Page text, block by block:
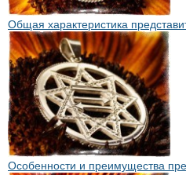
Общая характеристика
Особенности и преимущества